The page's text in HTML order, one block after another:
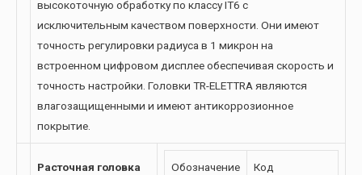
высокоточную обработку по классу IT6 с
исключительным качеством поверхности. Они имеют
точность регулировки радиуса в 1 микрон на
встроенном цифровом дисплее обеспечивая скорость и
точность настройки. Головки TR-ELETTRA являются
влагозащищенными и имеют антикоррозионное
покрытие.
Расточная головка
Обозначение Код